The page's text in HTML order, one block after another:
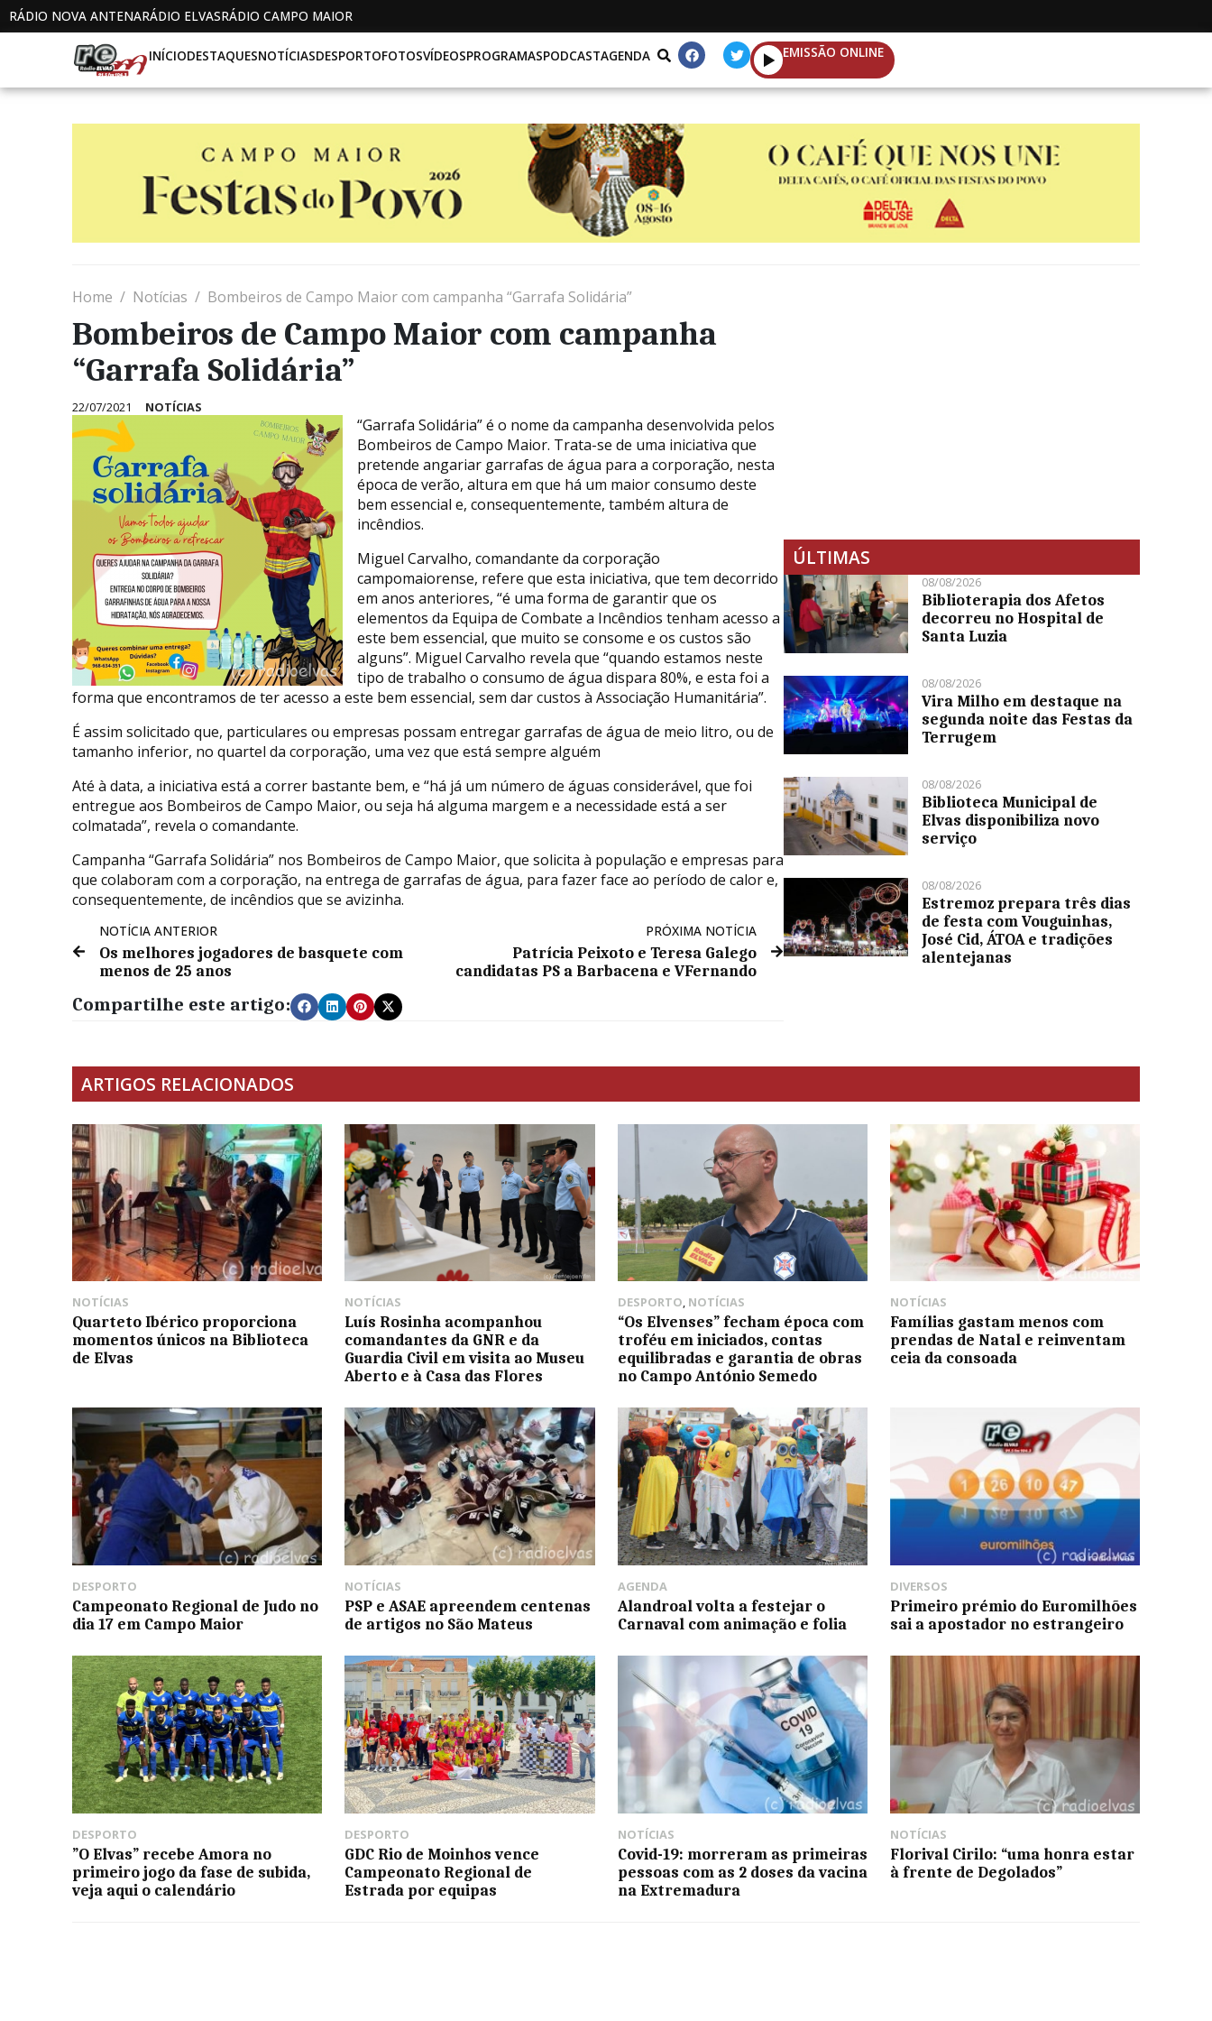
RÁDIO NOVA ANTENARÁDIO ELVASRÁDIO CAMPO MAIOR
INÍCIODESTAQUESNOTÍCIASDESPORTOFOTOSVÍDEOSPROGRAMASPODCASTAGENDA EMISSÃO ONLINE
Home Notícias Bombeiros de Campo Maior com campanha “Garrafa Solidária”
Bombeiros de Campo Maior com campanha
“Garrafa Solidária”
22/07/2021 NOTÍCIAS
“Garrafa Solidária” é o nome da campanha desenvolvida pelos
Bombeiros de Campo Maior. Trata-se de uma iniciativa que
pretende angariar garrafas de água para a corporação, nesta
época de verão, altura em que há um maior consumo deste
bem essencial e, consequentemente, também altura de
incêndios.
Miguel Carvalho, comandante da corporação
campomaiorense, refere que esta iniciativa, que tem decorrido
em anos anteriores, “é uma forma de garantir que os
elementos da Equipa de Combate a Incêndios tenham acesso a
este bem essencial, que muito se consome e os custos são
alguns”. Miguel Carvalho revela que “quando estamos neste
tipo de trabalho o consumo de água dispara 80%, e esta foi a
forma que encontramos de ter acesso a este bem essencial, sem dar custos à Associação Humanitária”.
É assim solicitado que, particulares ou empresas possam entregar garrafas de água de meio litro, ou de
tamanho inferior, no quartel da corporação, uma vez que está sempre alguém
Até à data, a iniciativa está a correr bastante bem, e “há já um número de águas considerável, que foi
entregue aos Bombeiros de Campo Maior, ou seja há alguma margem e a necessidade está a ser
colmatada”, revela o comandante.
Campanha “Garrafa Solidária” nos Bombeiros de Campo Maior, que solicita à população e empresas para
que colaboram com a corporação, na entrega de garrafas de água, para fazer face ao período de calor e,
consequentemente, de incêndios que se avizinha.
NOTÍCIA ANTERIOR
Os melhores jogadores de basquete com
menos de 25 anos
PRÓXIMA NOTÍCIA
Patrícia Peixoto e Teresa Galego
candidatas PS a Barbacena e VFernando
Compartilhe este artigo:
ÚLTIMAS
08/08/2026
Biblioterapia dos Afetos
decorreu no Hospital de
Santa Luzia
08/08/2026
Vira Milho em destaque na
segunda noite das Festas da
Terrugem
08/08/2026
Biblioteca Municipal de
Elvas disponibiliza novo
serviço
08/08/2026
Estremoz prepara três dias
de festa com Vouguinhas,
José Cid, ÁTOA e tradições
alentejanas
ARTIGOS RELACIONADOS
NOTÍCIAS
Quarteto Ibérico proporciona
momentos únicos na Biblioteca
de Elvas
NOTÍCIAS
Luís Rosinha acompanhou
comandantes da GNR e da
Guardia Civil em visita ao Museu
Aberto e à Casa das Flores
DESPORTO, NOTÍCIAS
“Os Elvenses” fecham época com
troféu em iniciados, contas
equilibradas e garantia de obras
no Campo António Semedo
NOTÍCIAS
Famílias gastam menos com
prendas de Natal e reinventam
ceia da consoada
DESPORTO
Campeonato Regional de Judo no
dia 17 em Campo Maior
NOTÍCIAS
PSP e ASAE apreendem centenas
de artigos no São Mateus
AGENDA
Alandroal volta a festejar o
Carnaval com animação e folia
DIVERSOS
Primeiro prémio do Euromilhões
sai a apostador no estrangeiro
DESPORTO
”O Elvas” recebe Amora no
primeiro jogo da fase de subida,
veja aqui o calendário
DESPORTO
GDC Rio de Moinhos vence
Campeonato Regional de
Estrada por equipas
NOTÍCIAS
Covid-19: morreram as primeiras
pessoas com as 2 doses da vacina
na Extremadura
NOTÍCIAS
Florival Cirilo: “uma honra estar
à frente de Degolados”